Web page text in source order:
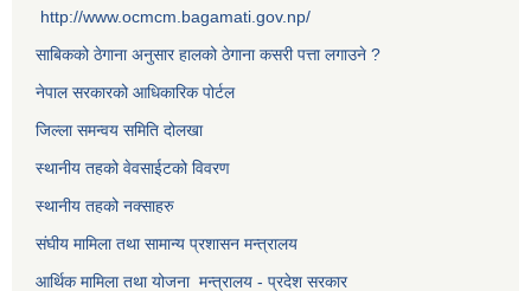
http://www.ocmcm.bagamati.gov.np/
साबिकको ठेगाना अनुसार हालको ठेगाना कसरी पत्ता लगाउने ?
नेपाल सरकारको आधिकारिक पोर्टल
जिल्ला समन्वय समिति दोलखा
स्थानीय तहको वेवसाईटको विवरण
स्थानीय तहको नक्साहरु
संघीय मामिला तथा सामान्य प्रशासन मन्त्रालय
आर्थिक मामिला तथा योजना मन्त्रालय - प्रदेश सरकार